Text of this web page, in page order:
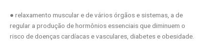
● relaxamento muscular e de vários órgãos e sistemas, a de
regular a produção de hormônios essenciais que diminuem o
risco de doenças cardíacas e vasculares, diabetes e obesidade.